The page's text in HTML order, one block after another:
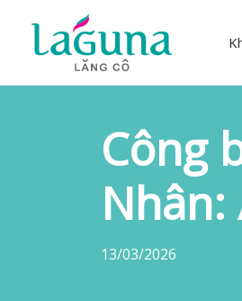
content
Công
Nhân:
13/03/2026